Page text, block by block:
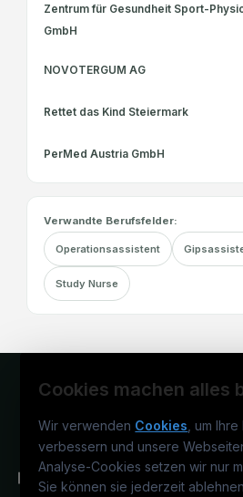
Zentrum für Gesundheit Sport-
GmbH
NOVOTERGUM AG
Rettet das Kind Steiermark
PerMed Austria GmbH
Verwandte Berufsfelder:
Operationsassistent
Study Nurse
Cookies machen alles
Wir verwenden Cookies , um
verbessern und unsere
Analyse-Cookies setzen wir nur
Sie können sie jederzeit